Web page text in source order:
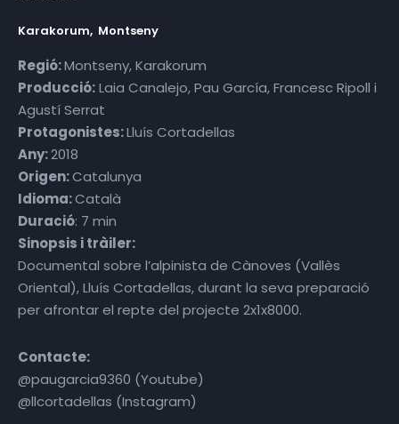
Karakorum Montseny
Regió:Montseny, Karakorum
Producció:Laia Canalejo, Pau García, Francesc Ripoll i
Agustí Serrat
Protagonistes:Lluís Cortadellas
Any:2018
Origen:Catalunya
Idioma:Català
Duració: 7 min
Sinopsis i tràiler:
Documental sobre l’alpinista de Cànoves (Vallès
Oriental), Lluís Cortadellas, durant la seva preparació
per afrontar el repte del projecte 2x1x8000.
Contacte:
@paugarcia9360 (Youtube)
@llcortadellas (Instagram)